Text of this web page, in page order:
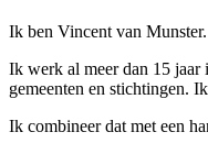
Ik ben Vincent van
Ik werk al meer dan 15 jaar
gemeenten en stichtingen.
Ik combineer dat met een